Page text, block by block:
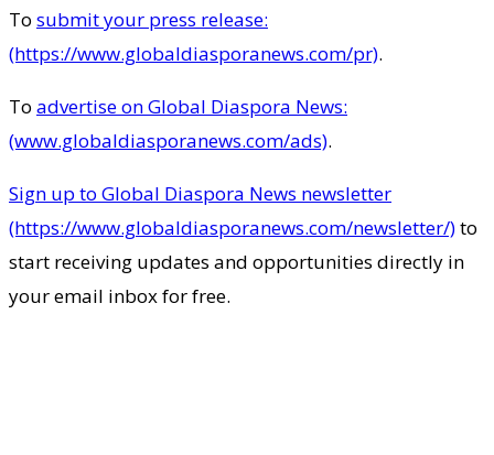
To submit your press release:
(https://www.globaldiasporanews.com/pr).
To advertise on Global Diaspora News:
(www.globaldiasporanews.com/ads).
Sign up to Global Diaspora News newsletter
(https://www.globaldiasporanews.com/newsletter/)to
start receiving updates and opportunities directly in
your email inbox for free.